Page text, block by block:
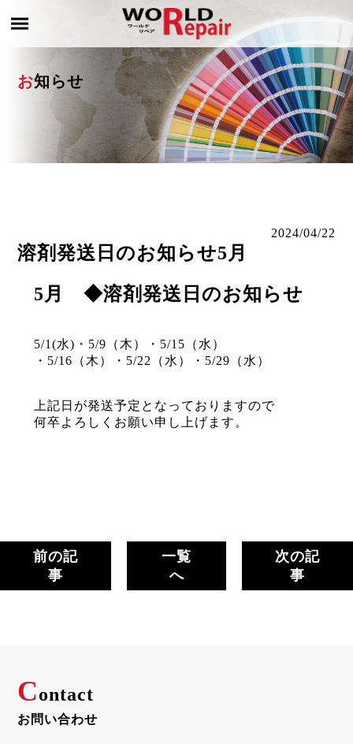
お知らせ
2024/04/22
溶剤発送日のお知らせ5月
5月 ◆溶剤発送日のお知らせ
5/1(水)・5/9（木）・5/15（水）
・5/16（木）・5/22（水）・5/29（水）
上記日が発送予定となっておりますので
何卒よろしくお願い申し上げます。
前の記
事
一覧
へ
次の記
事
Contact
お問い合わせ